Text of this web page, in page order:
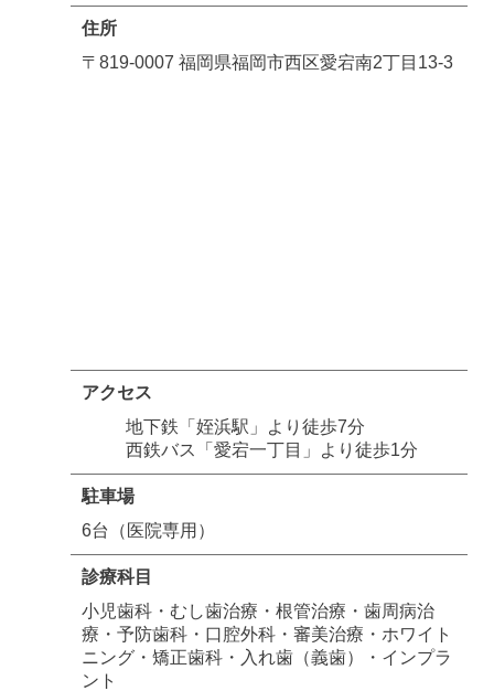
住所
〒819-0007 福岡県福岡市西区愛宕南2丁目13-3
アクセス
地下鉄「姪浜駅」より徒歩7分
西鉄バス「愛宕一丁目」より徒歩1分
駐車場
6台（医院専用）
診療科目
小児歯科・むし歯治療・根管治療・歯周病治
療・予防歯科・口腔外科・審美治療・ホワイト
ニング・矯正歯科・入れ歯（義歯）・インプラ
ント